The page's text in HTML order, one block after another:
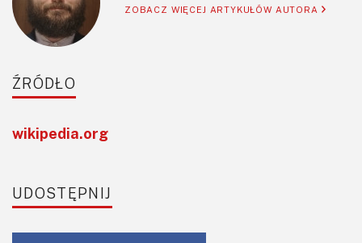
ZOBACZ WIĘCEJ ARTYKUŁÓW AUTORA
ŹRÓDŁO
wikipedia.org
UDOSTĘPNIJ